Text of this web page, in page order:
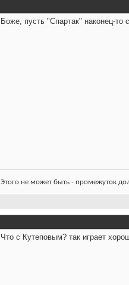
Боже, пусть "Спартак" наконец-то
Этого не может быть - промежуток
Что с Кутеповым? так играет